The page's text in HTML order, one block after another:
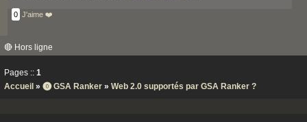
0 J'aime ❤️
🔴 Hors ligne
Pages :: 1
Accueil » ⓿ GSA Ranker » Web 2.0 supportés par GSA Ranker ?